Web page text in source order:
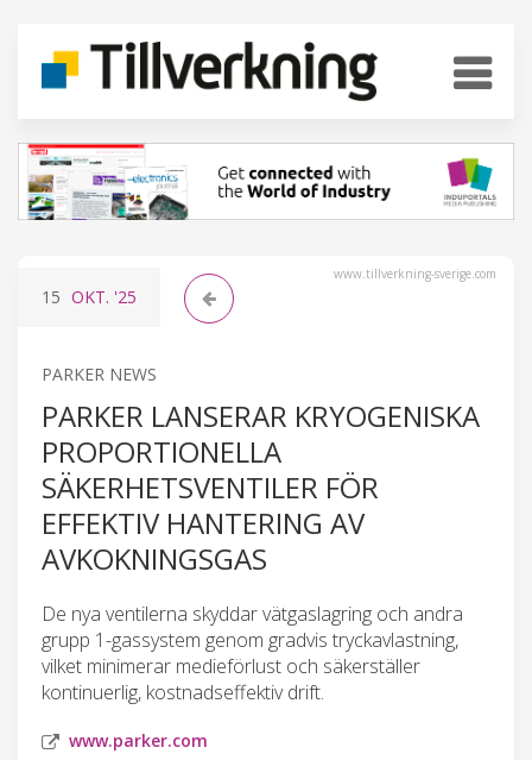
www.tillverkning-sverige.com
15 OKT. '25
PARKER NEWS
PARKER LANSERAR KRYOGENISKA
PROPORTIONELLA
SÄKERHETSVENTILER FÖR
EFFEKTIV HANTERING AV
AVKOKNINGSGAS
De nya ventilerna skyddar vätgaslagring och andra
grupp 1-gassystem genom gradvis tryckavlastning,
vilket minimerar medieförlust och säkerställer
kontinuerlig, kostnadseffektiv drift.
www.parker.com